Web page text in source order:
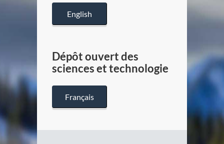
English
Dépôt ouvert des
sciences et technologie
Français